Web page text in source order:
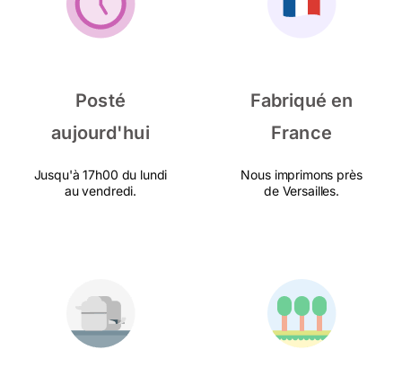
Posté
aujourd'hui
Jusqu'à 17h00 du lundi
au vendredi.
Fabriqué en
France
Nous imprimons près
de Versailles.